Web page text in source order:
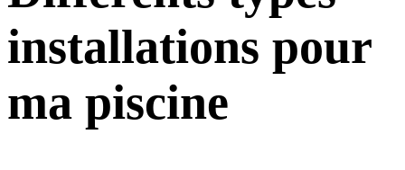
installations pour
ma piscine